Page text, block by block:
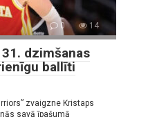
0 14
dzimšanas
ballīti
zvaigzne Kristaps
savā īpašumā